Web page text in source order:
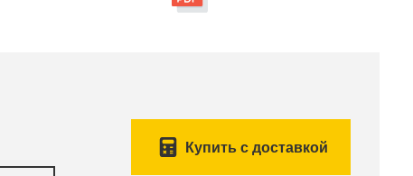
Купить с доставкой